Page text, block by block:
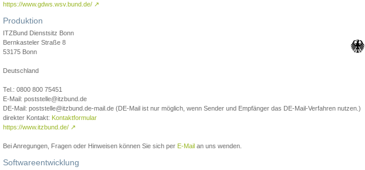
https://www.gdws.wsv.bund.de/ ↗
Produktion
ITZBund Dienstsitz Bonn
Bernkasteler Straße 8
53175 Bonn
Deutschland
Tel.: 0800 800 75451
E-Mail: poststelle@itzbund.de
DE-Mail: poststelle@itzbund.de-mail.de (DE-Mail ist nur möglich, wenn Sender und Empfänger das DE-Mail-Verfahren nutzen.)
direkter Kontakt: Kontaktformular
https://www.itzbund.de/ ↗
Bei Anregungen, Fragen oder Hinweisen können Sie sich per E-Mail an uns wenden.
Softwareentwicklung